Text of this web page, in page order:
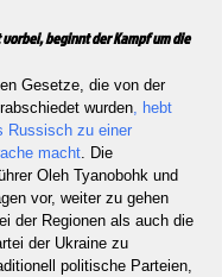
beginnt der Kampf um die
Gesetze, die von der
wurden, hebt
Russisch zu einer
macht. Die
Oleh Tyanobohk und
vor, weiter zu gehen
der Regionen als auch die
der Ukraine zu
politische Parteien,